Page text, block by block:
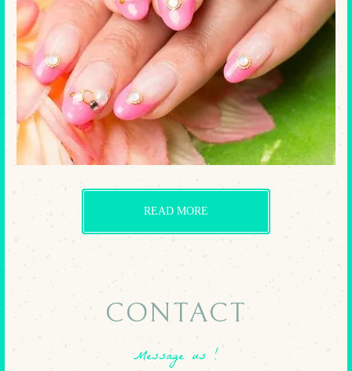
READ MORE
CONTACT
Message us !